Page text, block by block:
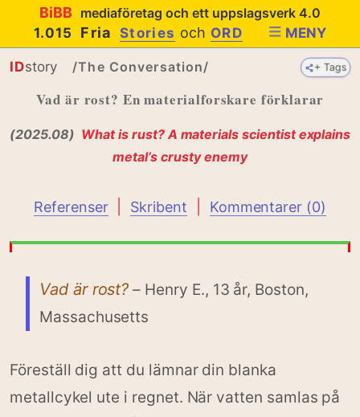
BiBB mediaföretag och ett uppslagsverk 4.0
1.015
FriaStories och ORD MENY
+ Tags
IDstory /The Conversation/
Vad är rost? En materialforskare förklarar
(2025.08) What is rust? A materials scientist explains
metal’s crusty enemy
Referenser Skribent Kommentarer (0)
Vad är rost? – Henry E., 13 år, Boston,
Massachusetts
Föreställ dig att du lämnar din blanka
metallcykel ute i regnet. När vatten samlas på
+ Tags